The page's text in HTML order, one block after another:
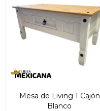
Mesa de Living 1 Cajón
Blanco